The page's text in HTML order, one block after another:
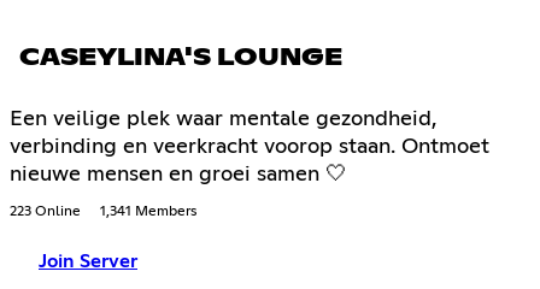
CASEYLINA'S LOUNGE
Een veilige plek waar mentale gezondheid,
verbinding en veerkracht voorop staan. Ontmoet
nieuwe mensen en groei samen 🤍
223 Online 1,341 Members
Join Server